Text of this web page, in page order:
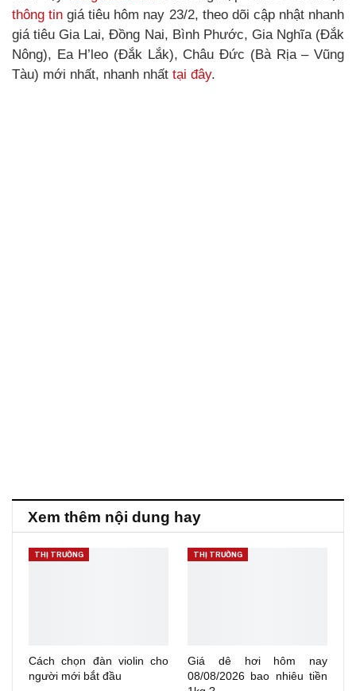
thông tin giá tiêu hôm nay 23/2, theo dõi cập nhật nhanh
giá tiêu Gia Lai, Đồng Nai, Bình Phước, Gia Nghĩa (Đắk
Nông), Ea H’leo (Đắk Lắk), Châu Đức (Bà Rịa – Vũng
Tàu) mới nhất, nhanh nhất tại đây.
Xem thêm nội dung hay
THỊ TRƯỜNG
Cách chọn đàn violin cho
người mới bắt đầu
THỊ TRƯỜNG
Giá dê hơi hôm nay
08/08/2026 bao nhiêu tiền